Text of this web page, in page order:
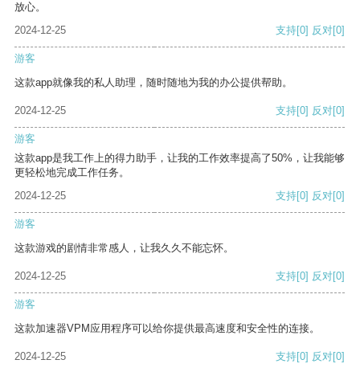
放心。
2024-12-25
支持[0] 反对[0]
游客
这款app就像我的私人助理，随时随地为我的办公提供帮助。
2024-12-25 支持[0] 反对[0]
游客
这款app是我工作上的得力助手，让我的工作效率提高了50%，让我能够
更轻松地完成工作任务。
2024-12-25
支持[0] 反对[0]
游客
这款游戏的剧情非常感人，让我久久不能忘怀。
2024-12-25 支持[0] 反对[0]
游客
这款加速器VPM应用程序可以给你提供最高速度和安全性的连接。
2024-12-25 支持[0] 反对[0]